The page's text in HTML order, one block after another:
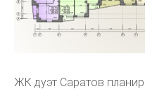
ЖК дуэт Саратов